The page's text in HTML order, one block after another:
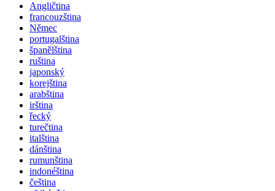
Angličtina
francouzština
Němec
portugalština
španělština
ruština
japonský
korejština
arabština
irština
řecký
turečtina
italština
dánština
rumunština
indonéština
čeština